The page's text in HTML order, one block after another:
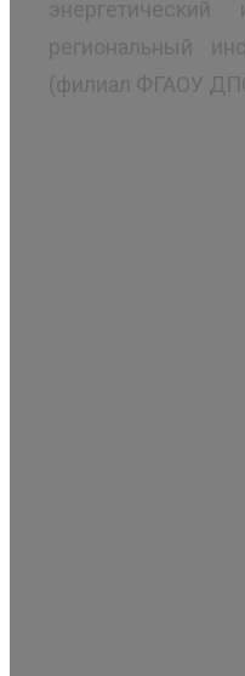
региональный
(филиал ФГАОУ